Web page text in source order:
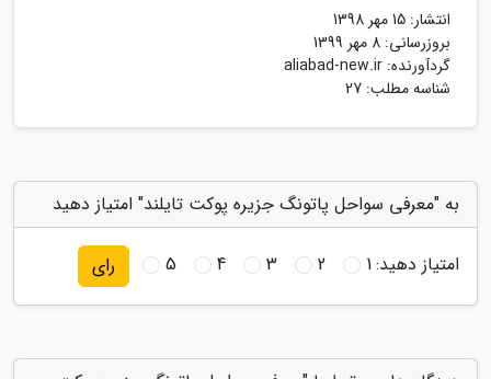
انتشار: 15 مهر 1398
بروزرسانی: 8 مهر 1399
گردآورنده: aliabad-new.ir
شناسه مطلب: 27
به "معرفی سواحل پاتونگ جزیره پوکت تایلند" امتیاز دهید
امتیاز دهید:1
2
3
4
5 رای